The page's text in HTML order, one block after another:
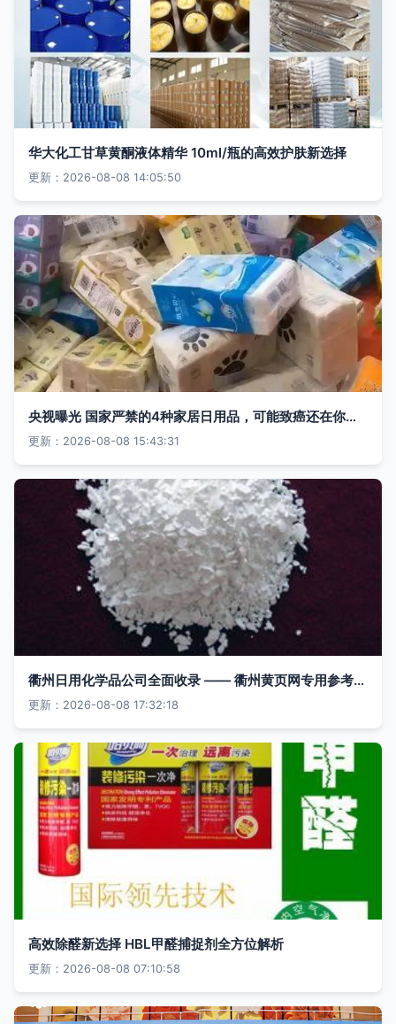
华大化工甘草黄酮液体精华 10ml/瓶的高效护肤新选择
更新：2026-08-08 14:05:50
央视曝光 国家严禁的4种家居日用品，可能致癌还在你家！速查并扔掉
更新：2026-08-08 15:43:31
衢州日用化学品公司全面收录 —— 衢州黄页网专用参考名录
更新：2026-08-08 17:32:18
高效除醛新选择 HBL甲醛捕捉剂全方位解析
更新：2026-08-08 07:10:58